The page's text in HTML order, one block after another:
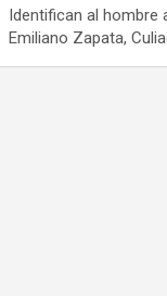
Identifican al hombre
Emiliano Zapata,